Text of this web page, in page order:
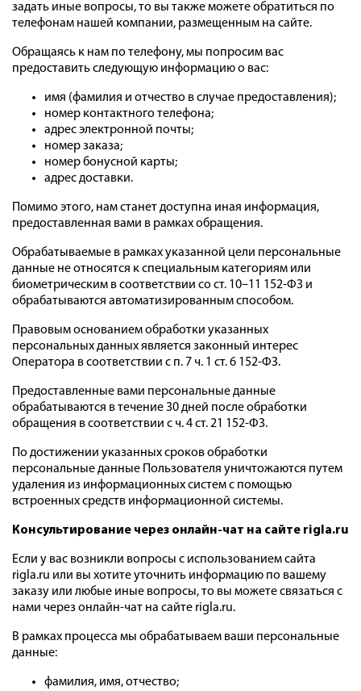
задать иные вопросы, то вы также можете обратиться по
телефонам нашей компании, размещенным на сайте.
Обращаясь к нам по телефону, мы попросим вас
предоставить следующую информацию о вас:
имя (фамилия и отчество в случае предоставления);
номер контактного телефона;
адрес электронной почты;
номер заказа;
номер бонусной карты;
адрес доставки.
Помимо этого, нам станет доступна иная информация,
предоставленная вами в рамках обращения.
Обрабатываемые в рамках указанной цели персональные
данные не относятся к специальным категориям или
биометрическим в соответствии со ст. 10–11 152-ФЗ и
обрабатываются автоматизированным способом.
Правовым основанием обработки указанных
персональных данных является законный интерес
Оператора в соответствии с п. 7 ч. 1 ст. 6 152-ФЗ.
Предоставленные вами персональные данные
обрабатываются в течение 30 дней после обработки
обращения в соответствии с ч. 4 ст. 21 152-ФЗ.
По достижении указанных сроков обработки
персональные данные Пользователя уничтожаются путем
удаления из информационных систем с помощью
встроенных средств информационной системы.
Консультирование через онлайн-чат на сайте rigla.ru
Если у вас возникли вопросы с использованием сайта
rigla.ru или вы хотите уточнить информацию по вашему
заказу или любые иные вопросы, то вы можете связаться с
нами через онлайн-чат на сайте rigla.ru.
В рамках процесса мы обрабатываем ваши персональные
данные:
фамилия, имя, отчество;